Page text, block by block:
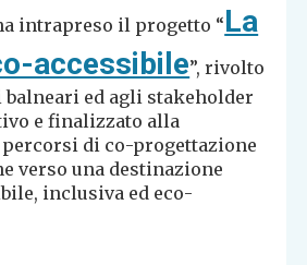
intrapreso il progetto “La
accessibile”, rivolto
ed agli stakeholder
e finalizzato alla
di co-progettazione
verso una destinazione
inclusiva ed eco-